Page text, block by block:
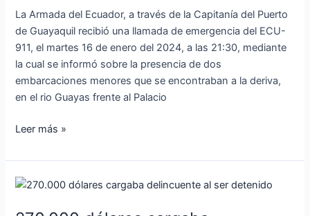
La Armada del Ecuador, a través de la Capitanía del Puerto
de Guayaquil recibió una llamada de emergencia del ECU-
911, el martes 16 de enero del 2024, a las 21:30, mediante
la cual se informó sobre la presencia de dos
embarcaciones menores que se encontraban a la deriva,
en el rio Guayas frente al Palacio
a
dos
ciudadanos
que
encontraban
bordo
a
Leer más »
270.000